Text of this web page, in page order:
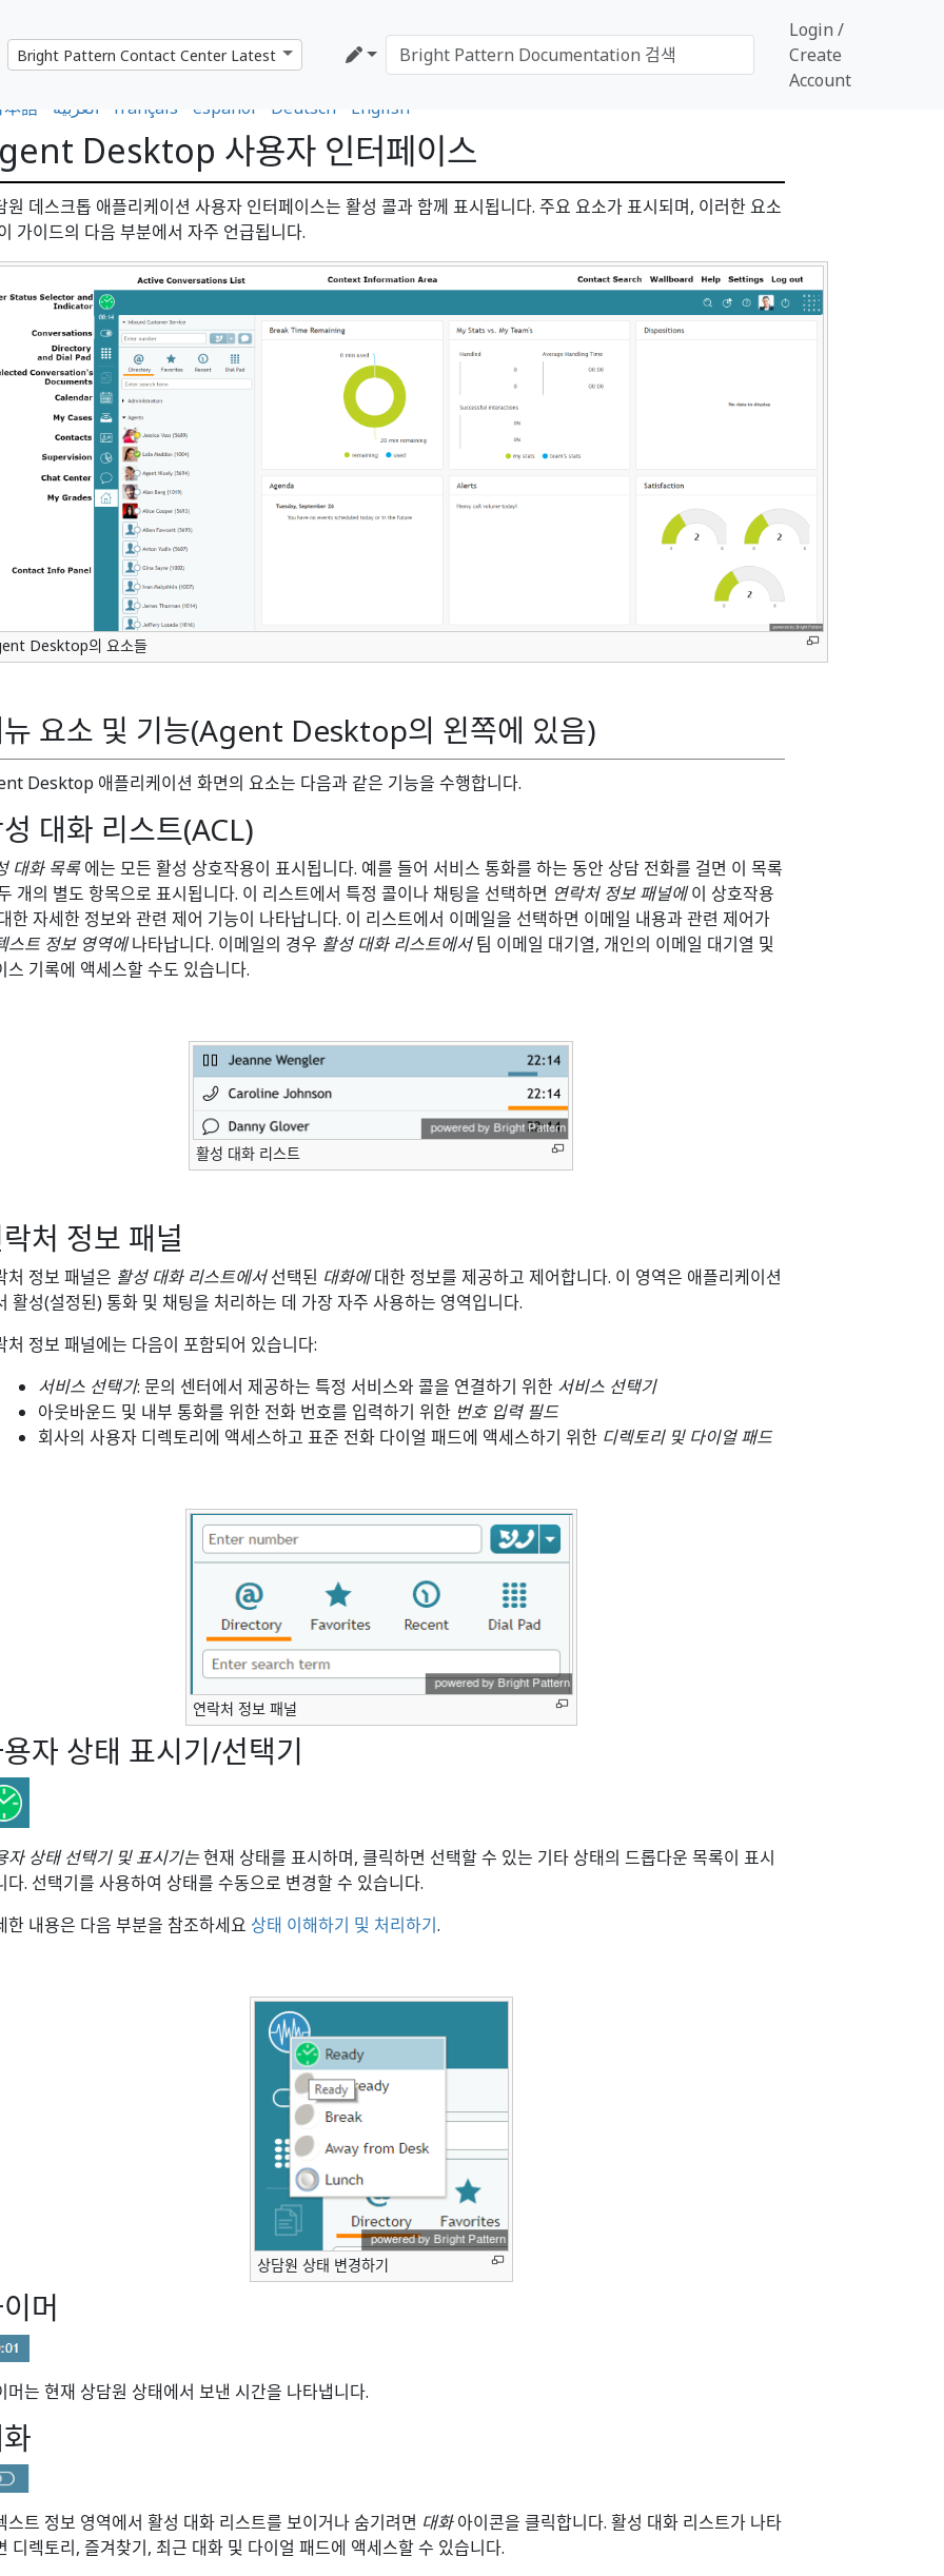
Login /
Create
Account
語
العربية français español Deutsch English
Desktop 사용자 인터페이스
원 데스크톱 애플리케이션 사용자 인터페이스는 활성 콜과 함께 표시됩니다. 주요 요소가 표시되며, 이러한 요소
가이드의 다음 부분에서 자주 언급됩니다.
Desktop의 요소들
요소 및 기능(Agent Desktop의 왼쪽에 있음)
Desktop 애플리케이션 화면의 요소는 다음과 같은 기능을 수행합니다.
대화 리스트(ACL)
대화 목록에는 모든 활성 상호작용이 표시됩니다. 예를 들어 서비스 통화를 하는 동안 상담 전화를 걸면 이 목록
개의 별도 항목으로 표시됩니다. 이 리스트에서 특정 콜이나 채팅을 선택하면 연락처 정보 패널에이 상호작용
한 자세한 정보와 관련 제어 기능이 나타납니다. 이 리스트에서 이메일을 선택하면 이메일 내용과 관련 제어가
스트 정보 영역에나타납니다. 이메일의 경우 활성 대화 리스트에서팀 이메일 대기열, 개인의 이메일 대기열 및
스 기록에 액세스할 수도 있습니다.
활성 대화 리스트
처 정보 패널
처 정보 패널은 활성 대화 리스트에서선택된 대화에대한 정보를 제공하고 제어합니다. 이 영역은 애플리케이션
활성(설정된) 통화 및 채팅을 처리하는 데 가장 자주 사용하는 영역입니다.
처 정보 패널에는 다음이 포함되어 있습니다:
서비스 선택기: 문의 센터에서 제공하는 특정 서비스와 콜을 연결하기 위한 서비스 선택기
아웃바운드 및 내부 통화를 위한 전화 번호를 입력하기 위한 번호 입력 필드
회사의 사용자 디렉토리에 액세스하고 표준 전화 다이얼 패드에 액세스하기 위한 디렉토리 및 다이얼 패드
연락처 정보 패널
자 상태 표시기/선택기
자 상태 선택기 및 표시기는현재 상태를 표시하며, 클릭하면 선택할 수 있는 기타 상태의 드롭다운 목록이 표시
다. 선택기를 사용하여 상태를 수동으로 변경할 수 있습니다.
한 내용은 다음 부분을 참조하세요 상태 이해하기 및 처리하기.
상담원 상태 변경하기
머
머는 현재 상담원 상태에서 보낸 시간을 나타냅니다.
스트 정보 영역에서 활성 대화 리스트를 보이거나 숨기려면 대화아이콘을 클릭합니다. 활성 대화 리스트가 나타
디렉토리, 즐겨찾기, 최근 대화 및 다이얼 패드에 액세스할 수 있습니다.